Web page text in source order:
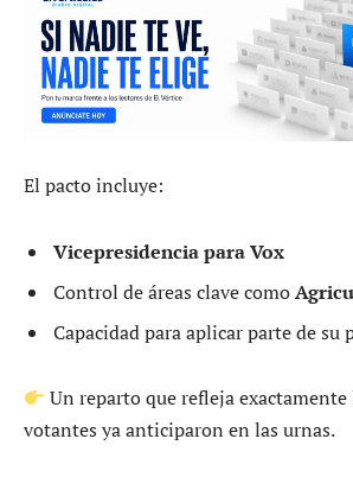
El pacto incluye:
Vicepresidencia para Vox
Control de áreas clave como
Capacidad para aplicar parte de
Un reparto que refleja exactamente
votantes ya anticiparon en las urnas.